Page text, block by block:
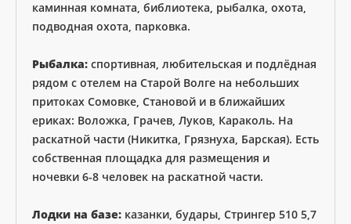
каминная комната, библиотека, рыбалка, охота,
подводная охота, парковка.
Рыбалка: спортивная, любительская и подлёдная
рядом с отелем на Старой Волге на небольших
притоках Сомовке, Становой и в ближайших
ериках: Воложка, Грачев, Луков, Караколь. На
раскатной части (Никитка, Грязнуха, Барская). Есть
собственная площадка для размещения и
ночевки 6-8 человек на раскатной части.
Лодки на базе: казанки, будары, Стрингер 510 5,7